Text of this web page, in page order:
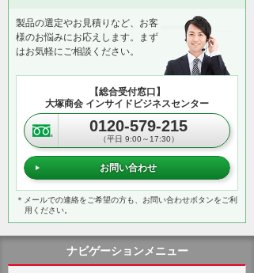
製品の選定やお見積りなど、お客
様のお悩みにお応えします。まず
はお気軽にご相談ください。
【総合受付窓口】
大塚商会 インサイドビジネスセンター
0120-579-215
（平日 9:00～17:30）
お問い合わせ
＊メールでの連絡をご希望の方も、お問い合わせボタンをご利
用ください。
ナビゲーションメニュー